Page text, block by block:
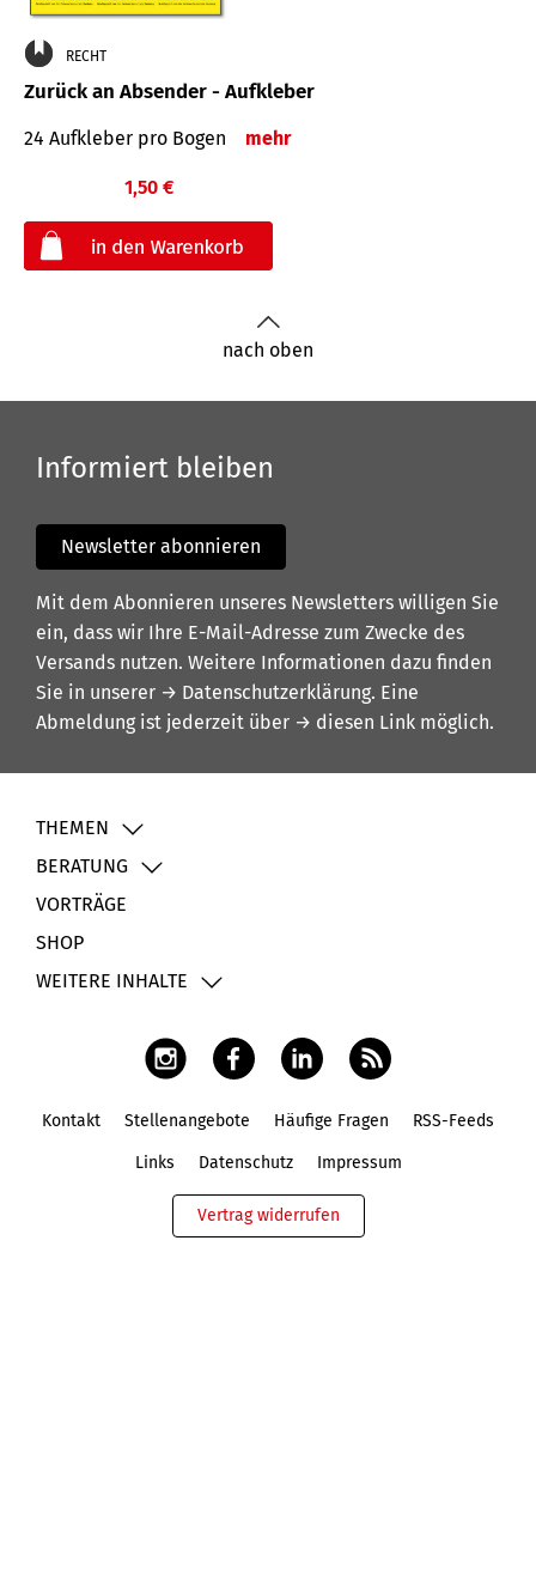
RECHT
Zurück an Absender - Aufkleber
24 Aufkleber pro Bogen mehr
1,50 €
nach oben
Informiert bleiben
Newsletter abonnieren
Mit dem Abonnieren unseres Newsletters willigen Sie
ein, dass wir Ihre E-Mail-Adresse zum Zwecke des
Versands nutzen. Weitere Informationen dazu finden
Sie in unserer → Datenschutzerklärung. Eine
Abmeldung ist jederzeit über → diesen Link möglich.
THEMEN
BERATUNG
VORTRÄGE
SHOP
WEITERE INHALTE
Kontakt Stellenangebote Häufige Fragen RSS-Feeds
Links Datenschutz Impressum
Vertrag widerrufen